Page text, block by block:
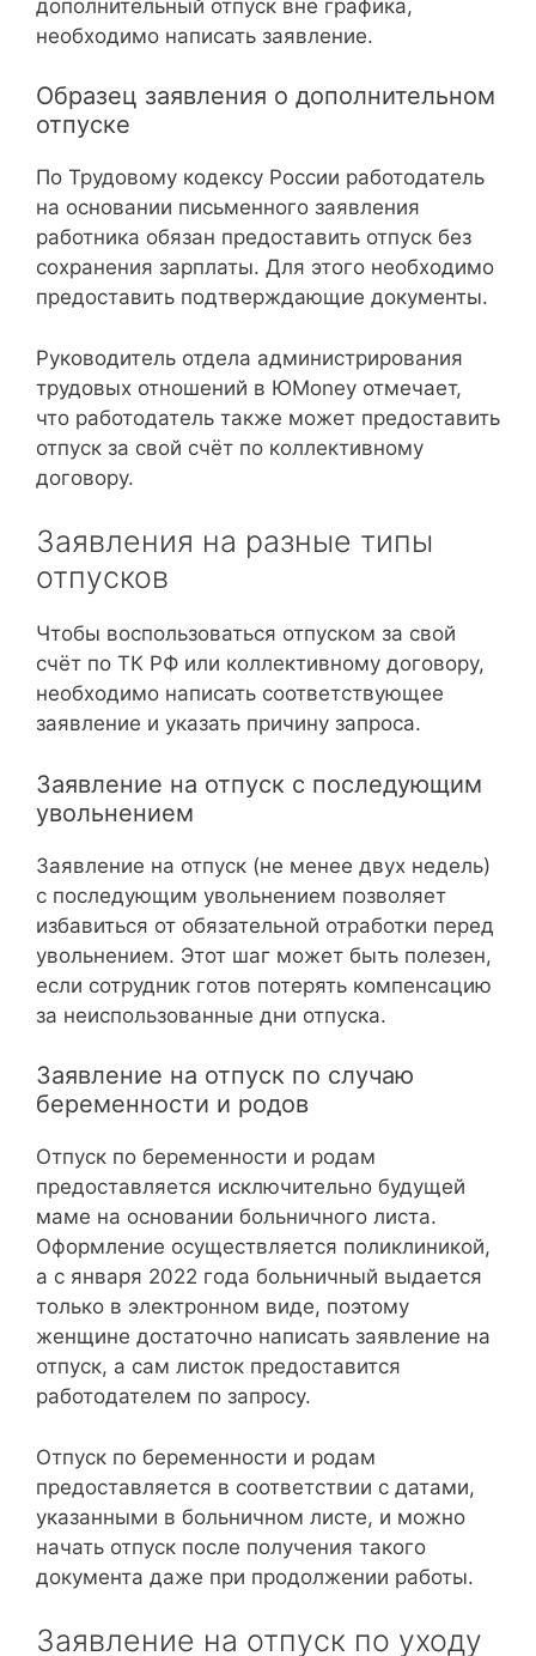
дополнительный отпуск вне графика,
необходимо написать заявление.
Образец заявления о дополнительном
отпуске
По Трудовому кодексу России работодатель
на основании письменного заявления
работника обязан предоставить отпуск без
сохранения зарплаты. Для этого необходимо
предоставить подтверждающие документы.
Руководитель отдела администрирования
трудовых отношений в ЮMoney отмечает,
что работодатель также может предоставить
отпуск за свой счёт по коллективному
договору.
Заявления на разные типы
отпусков
Чтобы воспользоваться отпуском за свой
счёт по ТК РФ или коллективному договору,
необходимо написать соответствующее
заявление и указать причину запроса.
Заявление на отпуск с последующим
увольнением
Заявление на отпуск (не менее двух недель)
с последующим увольнением позволяет
избавиться от обязательной отработки перед
увольнением. Этот шаг может быть полезен,
если сотрудник готов потерять компенсацию
за неиспользованные дни отпуска.
Заявление на отпуск по случаю
беременности и родов
Отпуск по беременности и родам
предоставляется исключительно будущей
маме на основании больничного листа.
Оформление осуществляется поликлиникой,
а с января 2022 года больничный выдается
только в электронном виде, поэтому
женщине достаточно написать заявление на
отпуск, а сам листок предоставится
работодателем по запросу.
Отпуск по беременности и родам
предоставляется в соответствии с датами,
указанными в больничном листе, и можно
начать отпуск после получения такого
документа даже при продолжении работы.
Заявление на отпуск по уходу